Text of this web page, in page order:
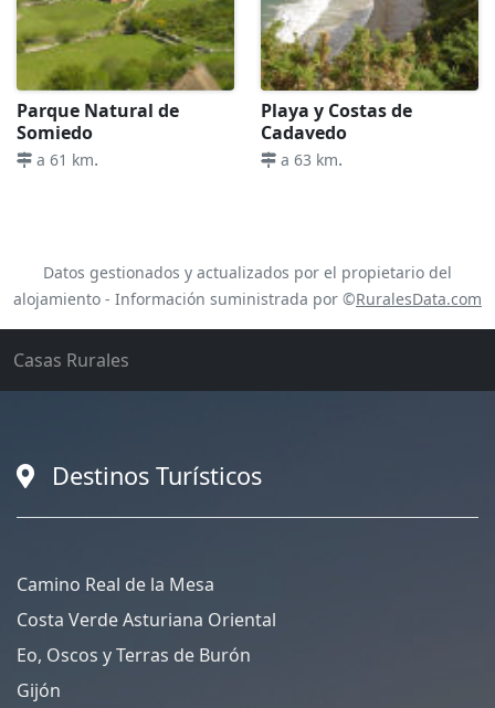
Parque Natural de
Somiedo
a 61 km.
Playa y Costas de
Cadavedo
a 63 km.
Datos gestionados y actualizados por el propietario del
alojamiento - Información suministrada por ©RuralesData.com
Casas Rurales
Destinos Turísticos
Camino Real de la Mesa
Costa Verde Asturiana Oriental
Eo, Oscos y Terras de Burón
Gijón